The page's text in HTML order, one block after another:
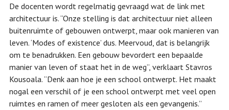
De docenten wordt regelmatig gevraagd wat de link met
architectuur is. “Onze stelling is dat architectuur niet alleen
buitenruimte of gebouwen ontwerpt, maar ook manieren van
leven. ‘Modes of existence’ dus. Meervoud, dat is belangrijk
om te benadrukken. Een gebouw bevordert een bepaalde
manier van leven of staat het in de weg”, verklaart Stavros
Kousoala. “Denk aan hoe je een school ontwerpt. Het maakt
nogal een verschil of je een school ontwerpt met veel open
ruimtes en ramen of meer gesloten als een gevangenis.”